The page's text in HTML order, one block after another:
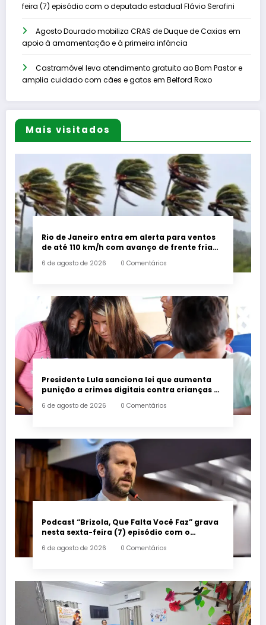
feira (7) episódio com o deputado estadual Flávio Serafini
Agosto Dourado mobiliza CRAS de Duque de Caxias em
apoio à amamentação e à primeira infância
Castramóvel leva atendimento gratuito ao Bom Pastor e
amplia cuidado com cães e gatos em Belford Roxo
Mais visitados
Rio de Janeiro entra em alerta para ventos
de até 110 km/h com avanço de frente fria
6 de agosto de 2026 0 Comentários
Presidente Lula sanciona lei que aumenta
punição a crimes digitais contra crianças é
6 de agosto de 2026 0 Comentários
Podcast “Brizola, Que Falta Você Faz” grava
nesta sexta-feira (7) episódio com o
6 de agosto de 2026 0 Comentários